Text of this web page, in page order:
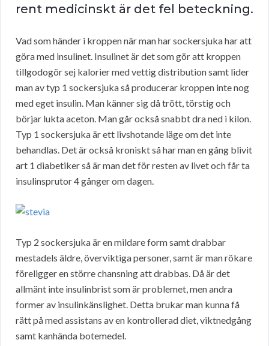
rent medicinskt är det fel beteckning.
Vad som händer i kroppen när man har sockersjuka har att
göra med insulinet. Insulinet är det som gör att kroppen
tillgodogör sej kalorier med vettig distribution samt lider
man av typ 1 sockersjuka så producerar kroppen inte nog
med eget insulin. Man känner sig då trött, törstig och
börjar lukta aceton. Man går också snabbt dra ned i kilon.
Typ 1 sockersjuka är ett livshotande läge om det inte
behandlas. Det är också kroniskt så har man en gång blivit
art 1 diabetiker så är man det för resten av livet och får ta
insulinsprutor 4 gånger om dagen.
Typ 2 sockersjuka är en mildare form samt drabbar
mestadels äldre, överviktiga personer, samt är man rökare
föreligger en större chansning att drabbas. Då är det
allmänt inte insulinbrist som är problemet, men andra
former av insulinkänslighet. Detta brukar man kunna få
rätt på med assistans av en kontrollerad diet, viktnedgång
samt kanhända botemedel.